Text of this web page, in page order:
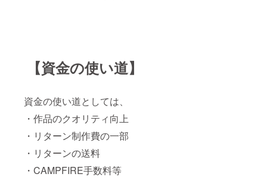
【資金の使い道】
資金の使い道としては、
・作品のクオリティ向上
・リターン制作費の一部
・リターンの送料
・CAMPFIRE手数料等